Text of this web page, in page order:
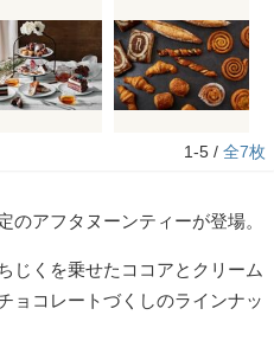
1-5 / 全7枚
アフタヌーンティーが登場。
じくを乗せたココアとクリーム
ョコレートづくしのラインナッ